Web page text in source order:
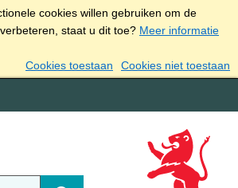
cookies willen gebruiken om de
staat u dit toe? Meer informatie
Cookies toestaan
Cookies niet toestaan